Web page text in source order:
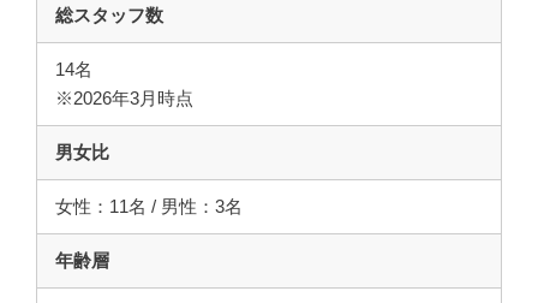
総スタッフ数
14名
※2026年3月時点
男女比
女性：11名 / 男性：3名
年齢層